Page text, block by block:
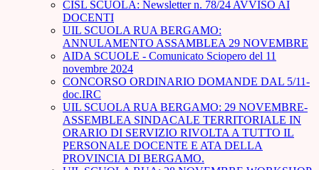
CISL SCUOLA: Newsletter n. 78/24 AVVISO AI
DOCENTI
UIL SCUOLA RUA BERGAMO:
ANNULAMENTO ASSAMBLEA 29 NOVEMBRE
AIDA SCUOLE - Comunicato Sciopero del 11
novembre 2024
CONCORSO ORDINARIO DOMANDE DAL 5/11-
doc.IRC
UIL SCUOLA RUA BERGAMO: 29 NOVEMBRE-
ASSEMBLEA SINDACALE TERRITORIALE IN
ORARIO DI SERVIZIO RIVOLTA A TUTTO IL
PERSONALE DOCENTE E ATA DELLA
PROVINCIA DI BERGAMO.